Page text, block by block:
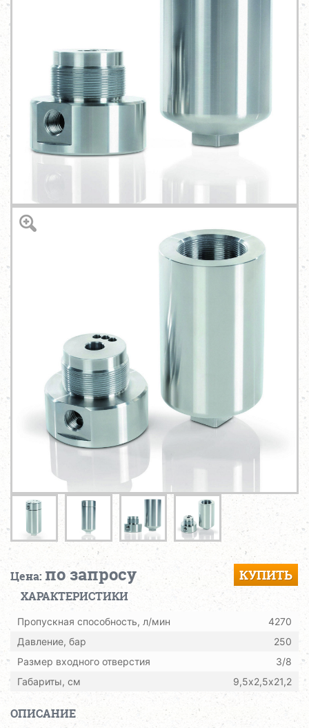
Цена: по запросу КУПИТЬ
ХАРАКТЕРИСТИКИ
Пропускная способность, л/мин
4270
Давление, бар
250
Размер входного отверстия
3/8
Габариты, см
9,5х2,5х21,2
ОПИСАНИЕ